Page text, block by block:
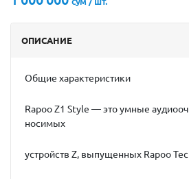
ОПИСАНИЕ
Общие характеристики
Rapoo Z1 Style — это умные
носимых
устройств Z, выпущенных Rapoo